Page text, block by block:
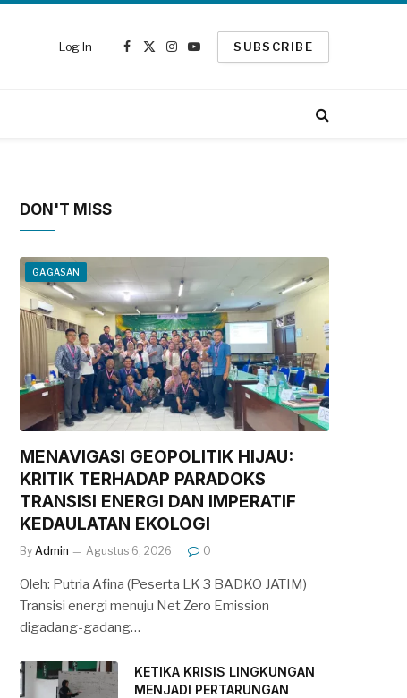
Log In
Facebook
X
Instagram
YouTube
SUBSCRIBE
DON'T MISS
GAGASAN
MENAVIGASI GEOPOLITIK HIJAU:
KRITIK TERHADAP PARADOKS
TRANSISI ENERGI DAN IMPERATIF
KEDAULATAN EKOLOGI
By Admin Agustus 6, 2026 0
Oleh: Putria Afina (Peserta LK 3 BADKO JATIM)
Transisi energi menuju Net Zero Emission
digadang-gadang…
KETIKA KRISIS LINGKUNGAN
MENJADI PERTARUNGAN